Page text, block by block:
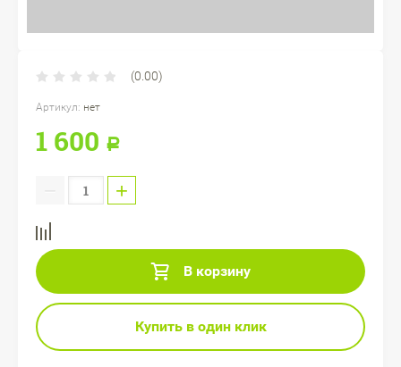
(0.00)
Артикул: нет
1 600 Р
+
В корзину
Купить в один клик